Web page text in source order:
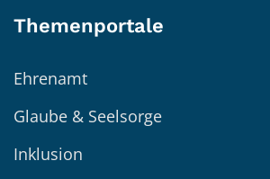
Themenportale
Ehrenamt
Glaube & Seelsorge
Inklusion